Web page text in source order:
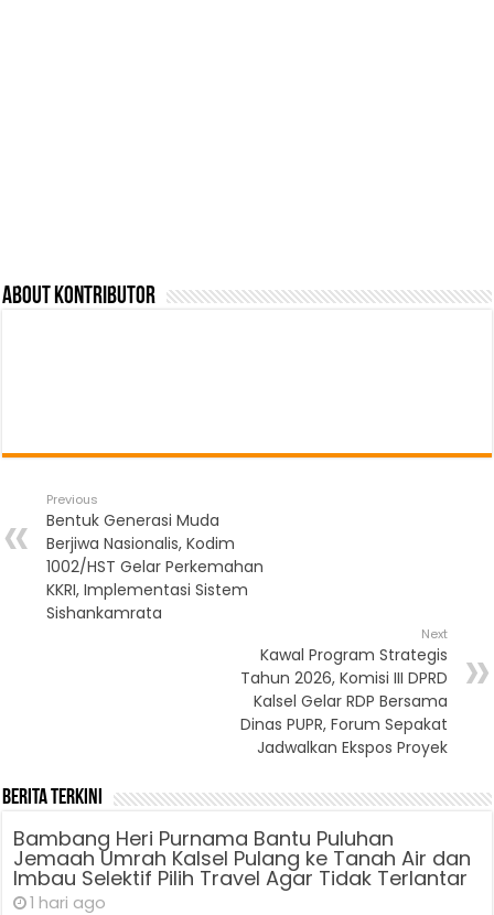
About Kontributor
Previous
Bentuk Generasi Muda
Berjiwa Nasionalis, Kodim
1002/HST Gelar Perkemahan
KKRI, Implementasi Sistem
Sishankamrata
Next
Kawal Program Strategis
Tahun 2026, Komisi III DPRD
Kalsel Gelar RDP Bersama
Dinas PUPR, Forum Sepakat
Jadwalkan Ekspos Proyek
Berita Terkini
Bambang Heri Purnama Bantu Puluhan
Jemaah Umrah Kalsel Pulang ke Tanah Air dan
Imbau Selektif Pilih Travel Agar Tidak Terlantar
1 hari ago